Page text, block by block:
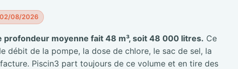
02/08/2026
profondeur moyenne fait 48 m³, soit 48 000 litres. Ce
débit de la pompe, la dose de chlore, le sac de sel, la
Piscin3 part toujours de ce volume et en tire des